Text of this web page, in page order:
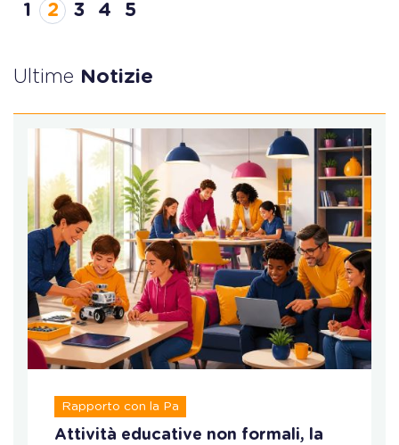
1 2 3 4 5
Ultime Notizie
Rapporto con la Pa
Attività educative non formali, la